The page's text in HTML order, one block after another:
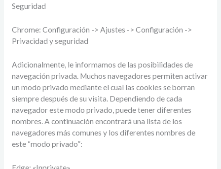
Seguridad
Chrome: Configuración -> Ajustes -> Configuración ->
Privacidad y seguridad
Adicionalmente, le informamos de las posibilidades de
navegación privada. Muchos navegadores permiten activar
un modo privado mediante el cual las cookies se borran
siempre después de su visita. Dependiendo de cada
navegador este modo privado, puede tener diferentes
nombres. A continuación encontrará una lista de los
navegadores más comunes y los diferentes nombres de
este “modo privado”: